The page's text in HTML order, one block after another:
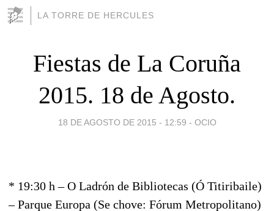
LA TORRE DE HERCULES
Fiestas de La Coruña
2015. 18 de Agosto.
18 DE AGOSTO DE 2015 - 12:59 - OCIO
* 19:30 h – O Ladrón de Bibliotecas (Ó Titiribaile)
– Parque Europa (Se chove: Fórum Metropolitano)